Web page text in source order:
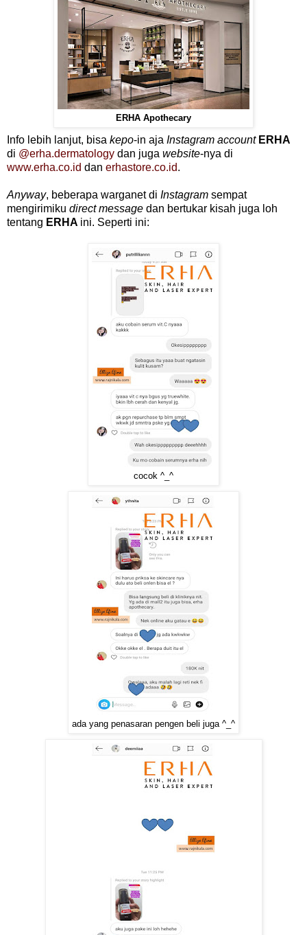
ERHA Apothecary
Info lebih lanjut, bisa kepo-in aja Instagram account ERHA
di @erha.dermatology dan juga website-nya di
www.erha.co.id dan erhastore.co.id.
Anyway, beberapa warganet di Instagram sempat
mengirimiku direct message dan bertukar kisah juga loh
tentang ERHA ini. Seperti ini:
cocok ^_^
ada yang penasaran pengen beli juga ^_^